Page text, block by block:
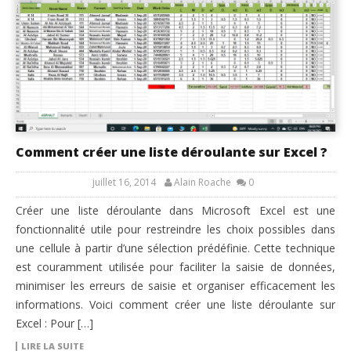
Comment créer une liste déroulante sur Excel ?
juillet 16, 2014 Alain Roache 0
Créer une liste déroulante dans Microsoft Excel est une
fonctionnalité utile pour restreindre les choix possibles dans
une cellule à partir d’une sélection prédéfinie. Cette technique
est couramment utilisée pour faciliter la saisie de données,
minimiser les erreurs de saisie et organiser efficacement les
informations. Voici comment créer une liste déroulante sur
Excel : Pour […]
LIRE LA SUITE